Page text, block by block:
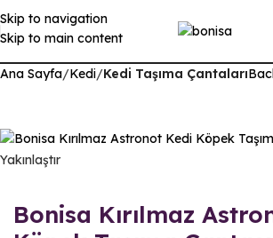
Skip to navigation
Skip to main content
Ana Sayfa Kedi Kedi Taşıma Çantaları
Yakınlaştır
Bonisa Kırılmaz